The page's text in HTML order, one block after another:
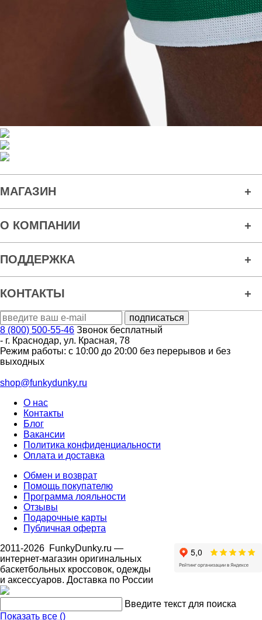
МАГАЗИН
О КОМПАНИИ
ПОДДЕРЖКА
КОНТАКТЫ
8 (800) 500-55-46 Звонок бесплатный
- г. Краснодар, ул. Красная, 78
Режим работы: с 10:00 до 20:00 без перерывов и без
выходных
shop@funkydunky.ru
О нас
Контакты
Блог
Вакансии
Политика конфиденциальности
Оплата и доставка
Обмен и возврат
Помощь покупателю
Программа лояльности
Отзывы
Подарочные карты
Публичная оферта
2011-2026 FunkyDunky.ru —
интернет-магазин оригинальных
баскетбольных кроссовок, одежды
и аксессуаров. Доставка по России
Введите текст для поиска
Показать все ()